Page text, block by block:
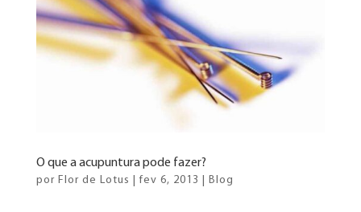
O que a acupuntura pode fazer?
por Flor de Lotus fev 6, 2013 Blog